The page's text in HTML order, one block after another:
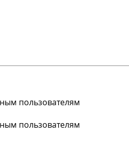
пользователям
пользователям